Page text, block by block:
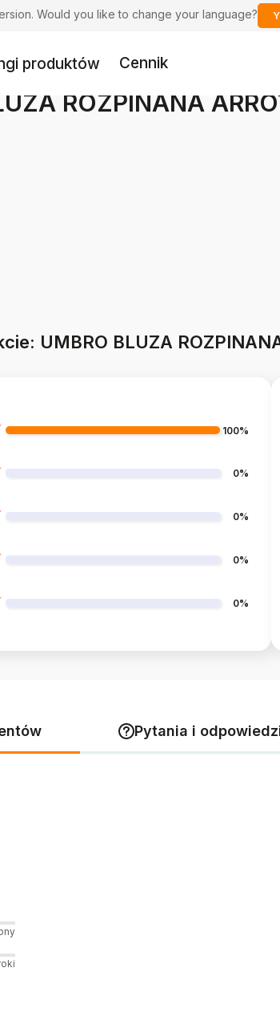
Would you like to change your language?
produktów Cennik
ROZPINANA
UMBRO BLUZA
100%
0%
0%
0%
0%
Pytania i